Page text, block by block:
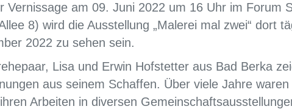
Vernissage am 09. Juni 2022 um 16 Uhr im Forum
8) wird die Ausstellung „Malerei mal zwei“ dort
2022 zu sehen sein.
Lisa und Erwin Hofstetter aus Bad Berka
aus seinem Schaffen. Über viele Jahre waren
Arbeiten in diversen